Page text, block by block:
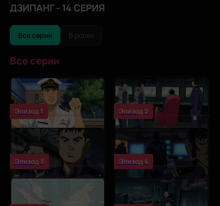
ДЗИПАНГ - 14 СЕРИЯ
Все серии В ролях
Все серии
Эпизод 1 Эпизод 2
Эпизод 3 Эпизод 4